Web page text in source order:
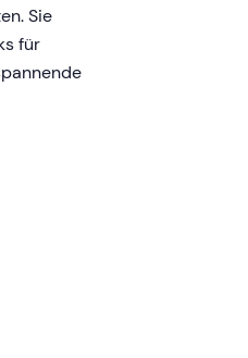
Sie
für